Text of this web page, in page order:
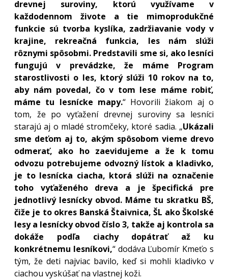
drevnej suroviny, ktorú využívame v
každodennom živote a tie mimoprodukčné
funkcie sú tvorba kyslíka, zadržiavanie vody v
krajine, rekreačná funkcia, les nám slúži
rôznymi spôsobmi. Predstavili sme si, ako lesníci
fungujú v prevádzke, že máme Program
starostlivosti o les, ktorý slúži 10 rokov na to,
aby nám povedal, čo v tom lese máme robiť,
máme tu lesnícke mapy.“ Hovorili žiakom aj o
tom, že po vyťažení drevnej suroviny sa lesníci
starajú aj o mladé stromčeky, ktoré sadia. „Ukázali
sme deťom aj to, akým spôsobom vieme drevo
odmerať, ako ho zaevidujeme a že k tomu
odvozu potrebujeme odvozný lístok a kladivko,
je to lesnícka ciacha, ktorá slúži na označenie
toho vyťaženého dreva a je špecifická pre
jednotlivý lesnícky obvod. Máme tu skratku BŠ,
čiže je to okres Banská Štaivnica, ŠL ako Školské
lesy a lesnícky obvod číslo 3, takže aj kontrola sa
dokáže podľa ciachy dopátrať až ku
konkrétnemu lesníkovi,“ dodáva Ľubomír Kmeťo s
tým, že deti najviac bavilo, keď si mohli kladivko v
ciachou vyskúšať na vlastnej koži.